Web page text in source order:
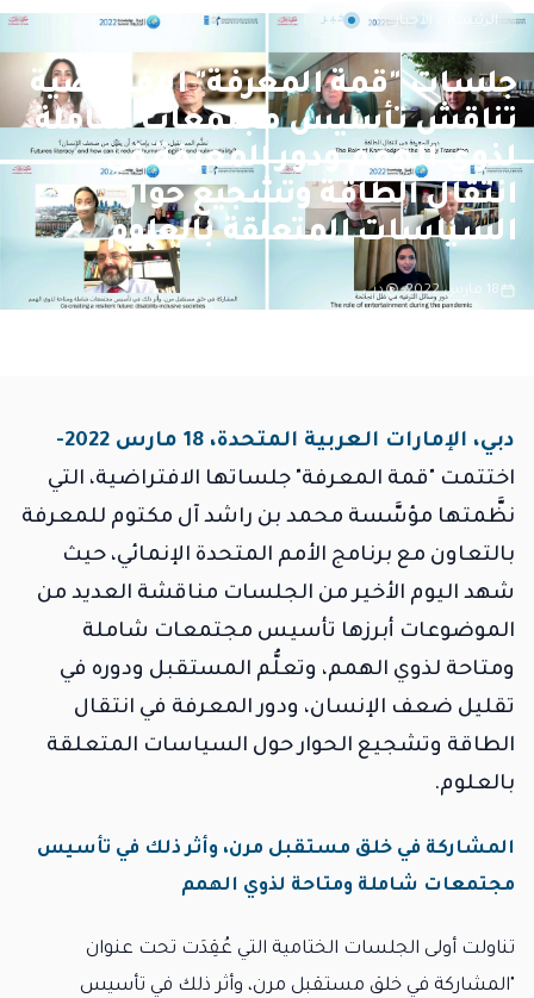
الرئيسة الأخبار خبر
جلسات "قمة المعرفة" الافتراضية
تناقش تأسيس مجتمعات شاملة
لذوي الهمم ودور المعرفة في
انتقال الطاقة وتشجيع حوار
السياسات المتعلقة بالعلوم
18 مارس 2022 دبي
دبي، الإمارات العربية المتحدة، 18 مارس 2022
-
اختتمت "قمة المعرفة" جلساتها الافتراضية، التي
نظَّمتها مؤسَّسة محمد بن راشد آل مكتوم للمعرفة
بالتعاون مع برنامج الأمم المتحدة الإنمائي، حيث
شهد اليوم الأخير من الجلسات مناقشة العديد من
الموضوعات أبرزها تأسيس مجتمعات شاملة
ومتاحة لذوي الهمم، وتعلُّم المستقبل ودوره في
تقليل ضعف الإنسان، ودور المعرفة في انتقال
الطاقة وتشجيع الحوار حول السياسات المتعلقة
بالعلوم.
المشاركة في خلق مستقبل مرن، وأثر ذلك في تأسيس
مجتمعات شاملة ومتاحة لذوي الهمم
تناولت أولى الجلسات الختامية التي عُقِدَت تحت عنوان
"المشاركة في خلق مستقبل مرن، وأثر ذلك في تأسيس